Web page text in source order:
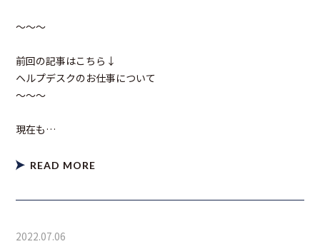
～～～
前回の記事はこちら↓
ヘルプデスクのお仕事について
～～～
現在も…
READ MORE
2022.07.06